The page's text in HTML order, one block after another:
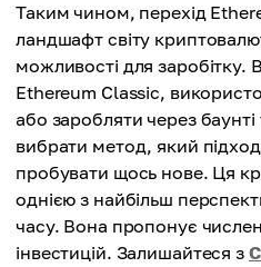
Таким чином, перехід
ландшафт світу
можливості для
Ethereum Classic,
або заробляти через
вибрати метод, який
пробувати щось нове. Ця
однією з найбільш
часу. Вона пропонує
інвестицій. Залишайтеся з